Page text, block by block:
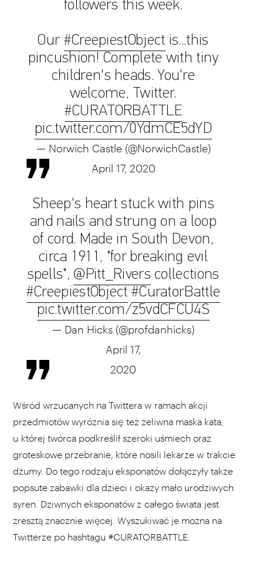
followers this week.
Our #CreepiestObject is...this
pincushion! Complete with tiny
children's heads. You're
welcome, Twitter.
#CURATORBATTLE
pic.twitter.com/0YdmCE5dYD
— Norwich Castle (@NorwichCastle)
April 17, 2020
Sheep's heart stuck with pins
and nails and strung on a loop
of cord. Made in South Devon,
circa 1911, "for breaking evil
spells",@Pitt_Rivers collections
#CreepiestObject #CuratorBattle
pic.twitter.com/z5vdCFCU4S
— Dan Hicks (@profdanhicks)
April 17,
2020
Wśród wrzucanych na Twittera w ramach akcji
przedmiotów wyróżnia się też żeliwna maska kata,
u której twórca podkreślił szeroki uśmiech oraz
groteskowe przebranie, które nosili lekarze w trakcie
dżumy. Do tego rodzaju eksponatów dołączyły także
popsute zabawki dla dzieci i okazy mało urodziwych
syren. Dziwnych eksponatów z całego świata jest
zresztą znacznie więcej. Wyszukiwać je można na
Twitterze po hashtagu #CURATORBATTLE.